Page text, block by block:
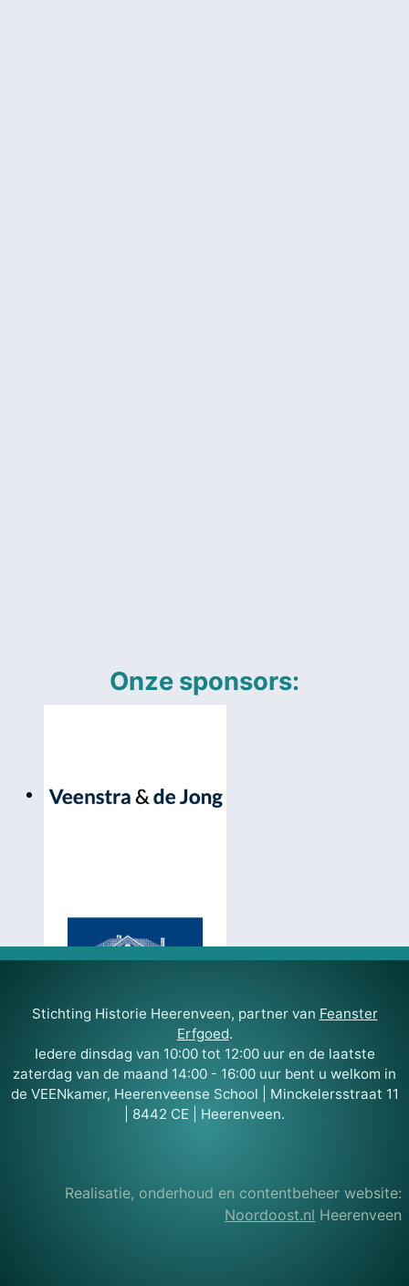
Onze sponsors:
Stichting Historie Heerenveen, partner van Feanster
Erfgoed.
Iedere dinsdag van 10:00 tot 12:00 uur en de laatste
zaterdag van de maand 14:00 - 16:00 uur bent u welkom in
de VEENkamer, Heerenveense School | Minckelersstraat 11
| 8442 CE | Heerenveen.
Realisatie, onderhoud en contentbeheer website:
Noordoost.nl Heerenveen